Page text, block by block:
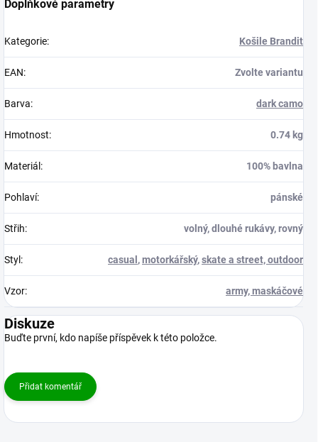
Doplňkové parametry
Kategorie: Košile Brandit
EAN: Zvolte variantu
Barva: dark camo
Hmotnost: 0.74 kg
Materiál : 100% bavlna
Pohlaví: pánské
Střih: volný, dlouhé rukávy, rovný
Styl : casual ,motorkářský,skate a street, outdoor
Vzor: army, maskáčové
Diskuze
Buďte první, kdo napíše příspěvek k této položce.
Přidat komentář